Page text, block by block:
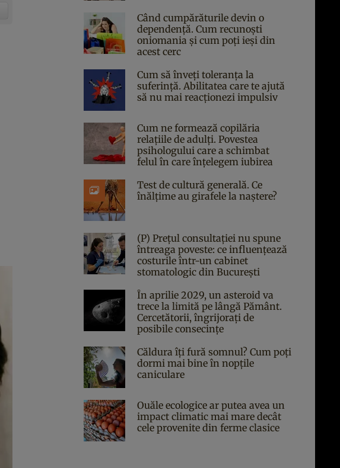
Când cumpărăturile devin o
dependență. Cum recunoști
oniomania și cum poți ieși din
acest cerc
Cum să înveți toleranța la
suferință. Abilitatea care te ajută
să nu mai reacționezi impulsiv
Cum ne formează copilăria
relațiile de adulți. Povestea
psihologului care a schimbat
felul în care înțelegem iubirea
Test de cultură generală. Ce
înălțime au girafele la naștere?
(P) Prețul consultației nu spune
întreaga poveste: ce influențează
costurile într-un cabinet
stomatologic din București
În aprilie 2029, un asteroid va
trece la limită pe lângă Pământ.
Cercetătorii, îngrijorați de
posibile consecințe
Căldura îți fură somnul? Cum poți
dormi mai bine în nopțile
caniculare
Ouăle ecologice ar putea avea un
impact climatic mai mare decât
cele provenite din ferme clasice